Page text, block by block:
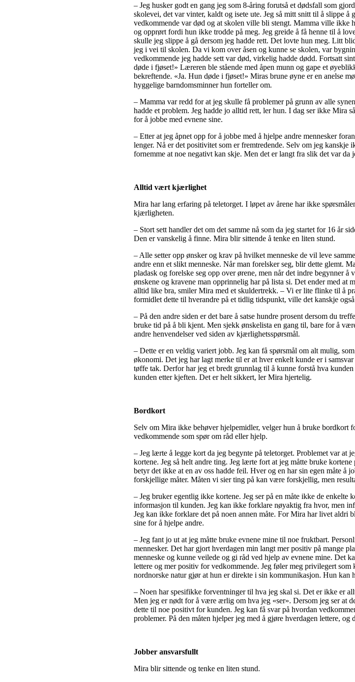
– Jeg husker godt en gang jeg som 8-åring forutså et dødsfall som
skolevei, det var vinter, kaldt og isete ute. Jeg så mitt snitt til å slippe å
vedkommende var død og at skolen ville bli stengt. Mamma ville ikke
og opprørt fordi hun ikke trodde på meg. Jeg greide å få henne til å
skulle jeg slippe å gå dersom jeg hadde rett. Det lovte hun meg. Litt
jeg i vei til skolen. Da vi kom over åsen og kunne se skolen, var
vedkommende jeg hadde sett var død, virkelig hadde dødd. Fortsatt
døde i fjøset!» Læreren ble stående med åpen munn og gape et
bekreftende. «Ja. Hun døde i fjøset!» Miras brune øyne er en anelse
hyggelige barndomsminner hun forteller om.
– Mamma var redd for at jeg skulle få problemer på grunn av alle
hadde et problem. Jeg hadde jo alltid rett, ler hun. I dag ser ikke Mira
for å jobbe med evnene sine.
– Etter at jeg åpnet opp for å jobbe med å hjelpe andre mennesker
lenger. Nå er det positivitet som er fremtredende. Selv om jeg kanskje
fornemme at noe negativt kan skje. Men det er langt fra slik det var da
Alltid vært kjærlighet
Mira har lang erfaring på teletorget. I løpet av årene har ikke
kjærligheten.
– Stort sett handler det om det samme nå som da jeg startet for 16 år
Den er vanskelig å finne. Mira blir sittende å tenke en liten stund.
– Alle setter opp ønsker og krav på hvilket menneske de vil leve
andre enn et slikt menneske. Når man forelsker seg, blir dette glemt.
pladask og forelske seg opp over ørene, men når det indre begynner å
ønskene og kravene man opprinnelig har på lista si. Det ender med at
alltid like bra, smiler Mira med et skuldertrekk. – Vi er lite flinke til å
formidlet dette til hverandre på et tidlig tidspunkt, ville det kanskje
– På den andre siden er det bare å satse hundre prosent dersom du
bruke tid på å bli kjent. Men sjekk ønskelista en gang til, bare for å
andre henvendelser ved siden av kjærlighetsspørsmål.
– Dette er en veldig variert jobb. Jeg kan få spørsmål om alt mulig,
økonomi. Det jeg har lagt merke til er at hver enkelt kunde er i
tøffe tak. Derfor har jeg et bredt grunnlag til å kunne forstå hva
kunden etter kjeften. Det er helt sikkert, ler Mira hjertelig.
Bordkort
Selv om Mira ikke behøver hjelpemidler, velger hun å bruke bordkort
vedkommende som spør om råd eller hjelp.
– Jeg lærte å legge kort da jeg begynte på teletorget. Problemet var at
kortene. Jeg så helt andre ting. Jeg lærte fort at jeg måtte bruke
betyr det ikke at en av oss hadde feil. Hver og en har sin egen måte å
forskjellige måter. Måten vi sier ting på kan være forskjellig, men
– Jeg bruker egentlig ikke kortene. Jeg ser på en måte ikke de enkelte
informasjon til kunden. Jeg kan ikke forklare nøyaktig fra hvor, men
Jeg kan ikke forklare det på noen annen måte. For Mira har livet aldri
sine for å hjelpe andre.
– Jeg fant jo ut at jeg måtte bruke evnene mine til noe fruktbart.
mennesker. Det har gjort hverdagen min langt mer positiv på mange
menneske og kunne veilede og gi råd ved hjelp av evnene mine. Det
lettere og mer positiv for vedkommende. Jeg føler meg privilegert
nordnorske natur gjør at hun er direkte i sin kommunikasjon. Hun kan
– Noen har spesifikke forventninger til hva jeg skal si. Det er ikke er
Men jeg er nødt for å være ærlig om hva jeg «ser». Dersom jeg ser at
dette til noe positivt for kunden. Jeg kan få svar på hvordan
problemer. På den måten hjelper jeg med å gjøre hverdagen lettere, og
Jobber ansvarsfullt
Mira blir sittende og tenke en liten stund.